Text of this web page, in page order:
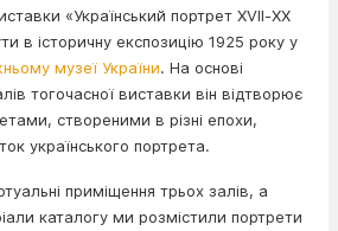
«Український портрет ХVІІ-ХХ
в історичну експозицію 1925 року у
музеї України. На основі
тогочасної виставки він відтворює
створеними в різні епохи,
українського портрета.
приміщення трьох залів, а
каталогу ми розмістили портрети